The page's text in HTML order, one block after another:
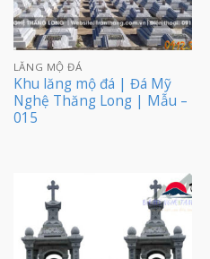
LĂNG MỘ ĐÁ
Khu lăng mộ đá | Đá Mỹ
Nghệ Thăng Long | Mẫu –
015